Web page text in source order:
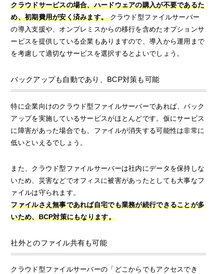
クラウドサービスの場合、ハードウェアの購入が不要であるた
め、初期費用が安く済みます。クラウド型ファイルサーバー
の導入支援や、オンプレミスからの移行を含めたオプションサ
ービスを提供している企業もありますので、導入から運用まで
を考慮して適切なサービスを選択するとよいでしょう。
バックアップも自動であり、BCP対策も可能
特に企業向けのクラウド型ファイルサーバーであれば、バック
アップを実施しているサービスがほとんどです。仮にサービス
に障害があった場合でも、ファイルが消失する可能性は非常に
低いといえるでしょう。
また、クラウド型ファイルサーバーは社内にデータを保持しな
いため、災害などでオフィスに被害があったとしても大事なフ
ァイルは守られます。
ファイルさえ無事であれば自宅でも業務が続行できることが多
いため、BCP対策にもなります。
社外とのファイル共有も可能
クラウド型ファイルサーバーの「どこからでもアクセスでき